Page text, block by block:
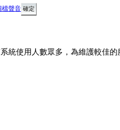
檔聲音
統使用人數眾多，為維護較佳